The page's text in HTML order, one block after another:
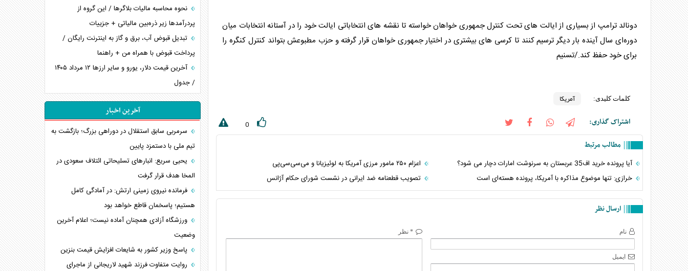
دونالد ترامپ از بسیاری از ایالت های تحت کنترل جمهوری خواهان خواسته تا نقشه های انتخاباتی ایالت خود را در آستانه انتخابات میان
دوره‌ای سال آینده بار دیگر ترسیم کنند تا کرسی های بیشتری در اختیار جمهوری خواهان قرار گرفته و حزب مطبوعش بتواند کنترل کنگره را
برای خود حفظ کند./تسنیم
کلمات کلیدی: آمریکا
اشتراک گذاری: 0
مطالب مرتبط
آیا پرونده خرید اف35 عربستان به سرنوشت امارات دچار می شود؟
اعزام ۲۵۰ مامور مرزی آمریکا به لوئیزیانا و می‌سی‌سی‌پی
خرازی: تنها موضوع مذاکره با آمریکا، پرونده هسته‌ای است
تصویب قطعنامه ضد ایرانی در نشست شورای حکام آژانس
ارسال نظر
نام
ایمیل
* نظر
نحوه محاسبه مالیات بلاگر‌ها / این گروه از
پردرآمد‌ها زیر ذره‌بین مالیاتی + جزییات
تبدیل قبوض آب، برق و گاز به اینترنت رایگان /
پرداخت قبوض با همراه من + راهنما
آخرین قیمت دلار، یورو و سایر ارز‌ها ۱۲ مرداد ۱۴۰۵
/ جدول
آخرین اخبار
سرمربی سابق استقلال در دوراهی بزرگ؛ بازگشت به
تیم ملی با دستمزد پایین
یحیی سریع: انبارهای تسلیحاتی ائتلاف سعودی در
المخا هدف قرار گرفت
فرمانده نیروی زمینی ارتش: در آمادگی کامل
هستیم؛ پاسخمان قاطع خواهد بود
ورزشگاه آزادی همچنان آماده نیست؛ اعلام آخرین
وضعیت
پاسخ وزیر کشور به شایعات افزایش قیمت بنزین
روایت متفاوت فرزند شهید لاریجانی از ماجرای